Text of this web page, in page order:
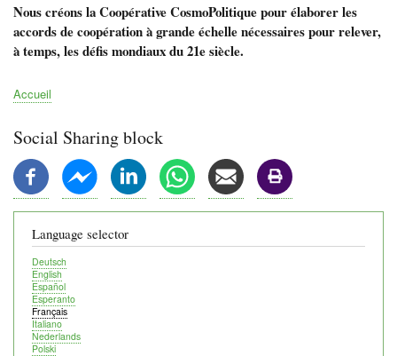
Nous créons la Coopérative CosmoPolitique pour élaborer les
accords de coopération à grande échelle nécessaires pour relever,
à temps, les défis mondiaux du 21e siècle.
d'Ariane
Accueil
Social Sharing block
Language selector
Deutsch
English
Español
Esperanto
Français
Italiano
Nederlands
Polski